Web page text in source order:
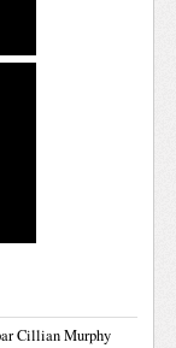
Cillian Murphy